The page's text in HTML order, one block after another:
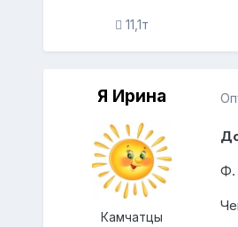
11,1т
Я Ирина
Камчатцы
Ф.